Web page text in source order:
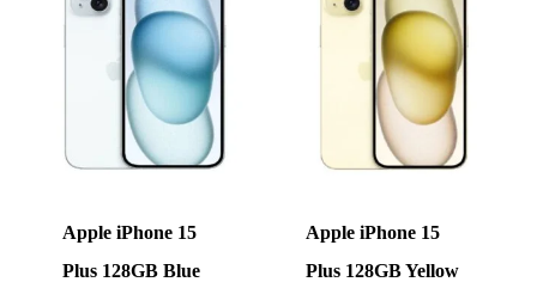
Apple iPhone 15
Plus 128GB Blue
Apple iPhone 15
Plus 128GB Yellow